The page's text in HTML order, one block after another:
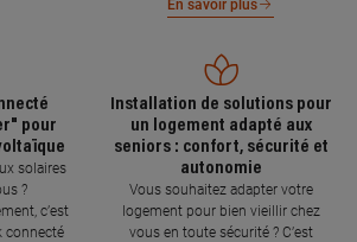
En savoir plus
pour
solaires
?
c’est
connecté
Installation de solutions pour
un logement adapté aux
seniors : confort, sécurité et
autonomie
Vous souhaitez adapter votre
logement pour bien vieillir chez
vous en toute sécurité ? C’est